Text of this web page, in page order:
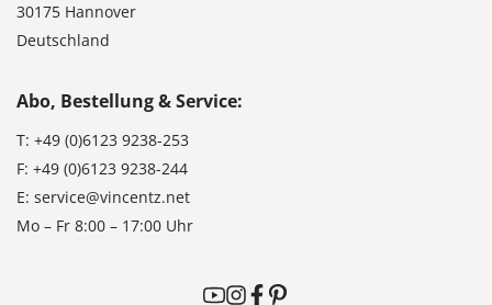
30175 Hannover
Deutschland
Abo, Bestellung & Service:
T: +49 (0)6123 9238-253
F: +49 (0)6123 9238-244
E: service@vincentz.net
Mo – Fr 8:00 – 17:00 Uhr